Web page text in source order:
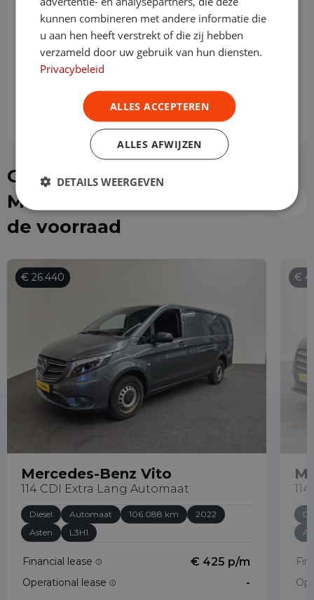
Slottermijn
€ 724,17
Of kies direct een
Mercedes-Benz Vito uit
de voorraad
€ 26.440
Mercedes-Benz Vito
114 CDI Extra Lang Automaat
Diesel Automaat 106.088 km
2022
Asten
L3H1
Financial lease € 425 p/m
Operational lease -
€
kunnen combineren met andere informatie die
u aan hen heeft verstrekt of die zij hebben
verzameld door uw gebruik van hun diensten.
Privacybeleid
ALLES ACCEPTEREN
ALLES AFWIJZEN
DETAILS WEERGEVEN